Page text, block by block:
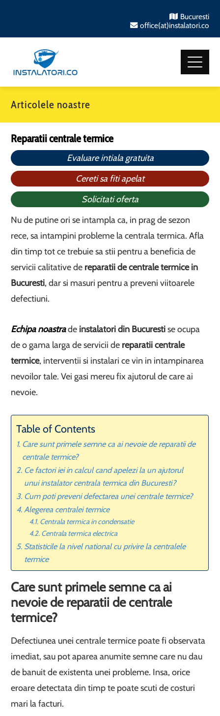
Bucuresti
office(at)instalatori.co
Articolele noastre
Reparatii centrale termice
Evaluare intiala gratuita
Cereti sa fiti apelat
Solicitati oferta
Nu de putine ori se intampla ca, in prag de sezon
rece, sa intampini probleme la centrala termica. Afla
din timp tot ce trebuie sa stii pentru a beneficia de
servicii calitative de reparatii de centrale termice in
Bucuresti, dar si masuri pentru a preveni viitoarele
defectiuni.
Echipa noastrade instalatori din Bucurestise ocupa
de o gama larga de servicii de reparatii centrale
termice, interventii si instalari ce vin in intampinarea
nevoilor tale. Vei gasi mereu fix ajutorul de care ai
nevoie.
Table of Contents
Care sunt primele semne ca ai nevoie de reparatii de
centrale termice?
Ce factori iei in calcul cand apelezi la un ajutorul
unui instalator centrala termica din Bucuresti?
Cum poti preveni defectarea unei centrale termice?
Alegerea centralei termice
Centrala termica in condensatie
Centrala termica electrica
Statisticile la nivel national cu privire la centralele
termice
Care sunt primele semne ca ai
nevoie de reparatii de centrale
termice?
Defectiunea unei centrale termice poate fi observata
imediat, sau pot aparea anumite semne care nu dau
de banuit de existenta unei probleme. Insa, orice
eroare detectata din timp te poate scuti de costuri
mari la facturi.